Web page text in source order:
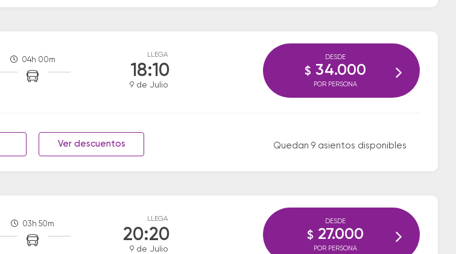
04h 00m
LLEGA
18:10
9 de Julio
Ver descuentos Quedan 9 asientos disponibles
DESDE
$ 34.000
POR PERSONA
03h 50m
LLEGA
20:20
9 de Julio
DESDE
$ 27.000
POR PERSONA